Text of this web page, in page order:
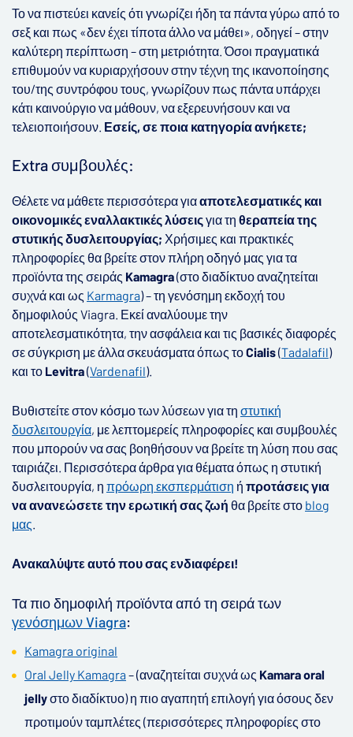
Το να πιστεύει κανείς ότι γνωρίζει ήδη τα πάντα γύρω από το
σεξ και πως «δεν έχει τίποτα άλλο να μάθει», οδηγεί – στην
καλύτερη περίπτωση – στη μετριότητα. Όσοι πραγματικά
επιθυμούν να κυριαρχήσουν στην τέχνη της ικανοποίησης
του/της συντρόφου τους, γνωρίζουν πως πάντα υπάρχει
κάτι καινούργιο να μάθουν, να εξερευνήσουν και να
τελειοποιήσουν. Εσείς, σε ποια κατηγορία ανήκετε;
Extra συμβουλές:
Θέλετε να μάθετε περισσότερα γιααποτελεσματικές και
οικονομικές εναλλακτικές λύσειςγια τη θεραπεία της
στυτικής δυσλειτουργίας; Χρήσιμες και πρακτικές
πληροφορίες θα βρείτε στον πλήρη οδηγό μας για τα
προϊόντα της σειράς Kamagra(στο διαδίκτυο αναζητείται
συχνά και ως Karmagra) – τη γενόσημη εκδοχή του
δημοφιλούς Viagra. Εκεί αναλύουμε την
αποτελεσματικότητα, την ασφάλεια και τις βασικές διαφορές
σε σύγκριση με άλλα σκευάσματα όπως τοCialis(Tadalafil)
και το Levitra(Vardenafil).
Βυθιστείτε στον κόσμο των λύσεων για τη στυτική
δυσλειτουργία, με λεπτομερείς πληροφορίες και συμβουλές
που μπορούν να σας βοηθήσουν να βρείτε τη λύση που σας
ταιριάζει. Περισσότερα άρθρα για θέματα όπως η στυτική
δυσλειτουργία, η πρόωρη εκσπερμάτιση ή προτάσεις για
να ανανεώσετε την ερωτική σας ζωή θα βρείτε στο blog
μας.
Ανακαλύψτε αυτό που σας ενδιαφέρει!
Τα πιο δημοφιλή προϊόντα από τη σειρά των
γενόσημων Viagra:
Kamagra original
Oral Jelly Kamagra – (αναζητείται συχνά ως Kamara oral
jellyστο διαδίκτυο) η πιο αγαπητή επιλογή για όσους δεν
προτιμούν ταμπλέτες (περισσότερες πληροφορίες στο